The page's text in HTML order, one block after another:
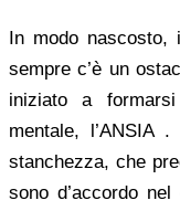
In modo nascosto,
sempre c’è un
iniziato a
mentale, l’ANSIA
stanchezza, che
sono d’accordo